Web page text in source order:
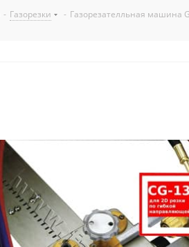
- Газорезки - Газорезателльная машина